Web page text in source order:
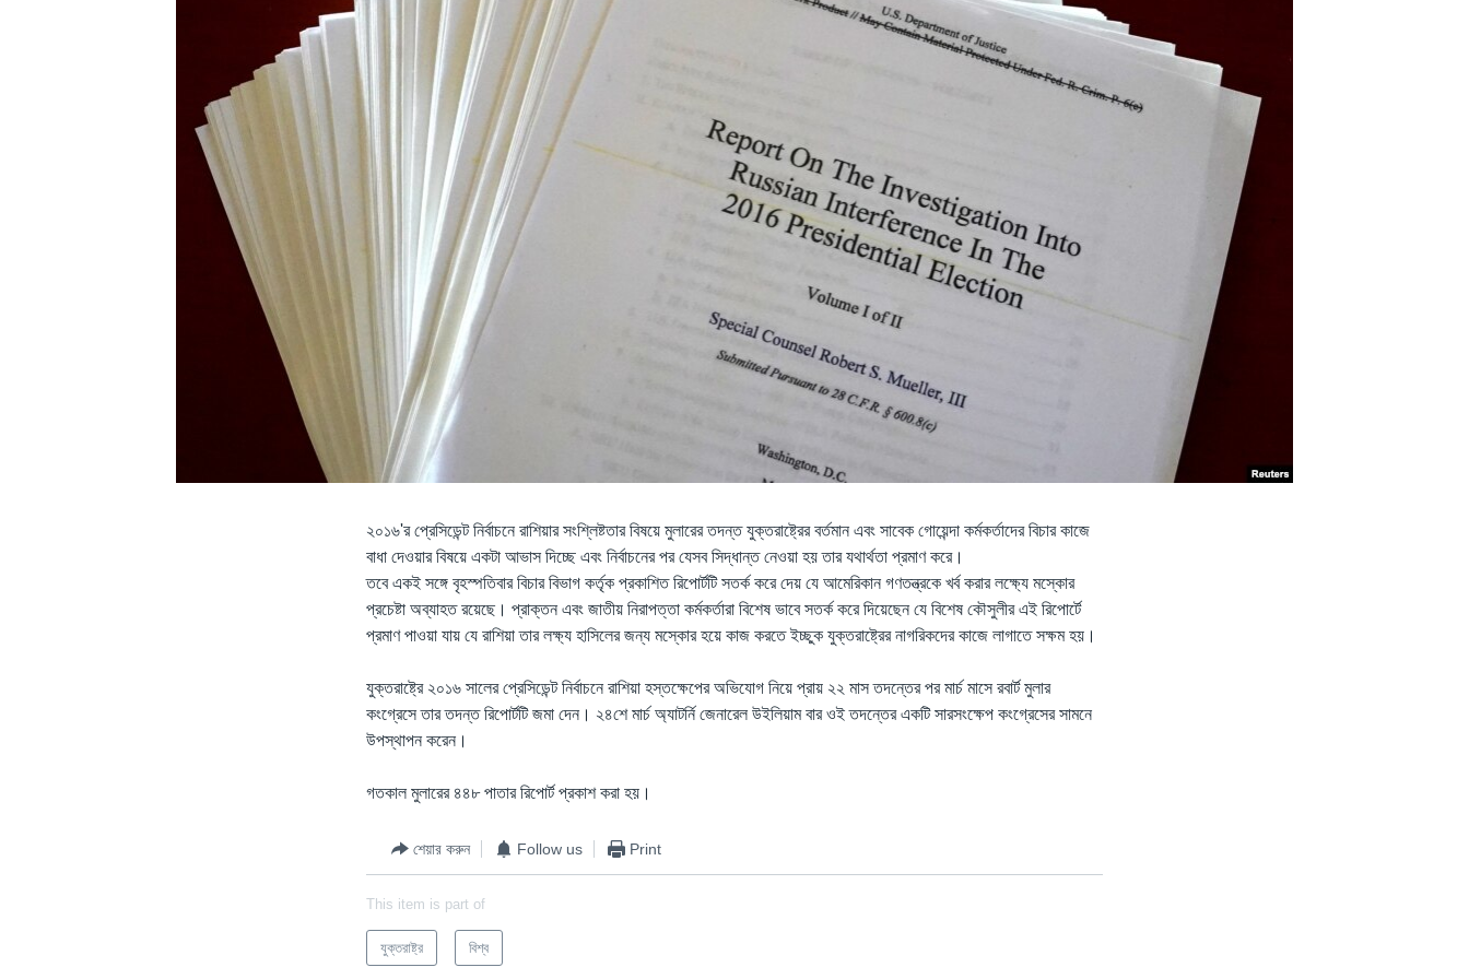
২০১৬'র প্রেসিডেন্ট নির্বাচনে রাশিয়ার সংশ্লিষ্টতার বিষয়ে মুলারের তদন্ত যুক্তরাষ্ট্রের বর্তমান এবং সাবেক গোয়েন্দা কর্মকর্তাদের বিচার কাজে
বাধা দেওয়ার বিষয়ে একটা আভাস দিচ্ছে এবং নির্বাচনের পর যেসব সিদ্ধান্ত নেওয়া হয় তার যথার্থতা প্রমাণ করে।
তবে একই সঙ্গে বৃহস্পতিবার বিচার বিভাগ কর্তৃক প্রকাশিত রিপোর্টটি সতর্ক করে দেয় যে আমেরিকান গণতন্ত্রকে খর্ব করার লক্ষ্যে মস্কোর
প্রচেষ্টা অব্যাহত রয়েছে। প্রাক্তন এবং জাতীয় নিরাপত্তা কর্মকর্তারা বিশেষ ভাবে সতর্ক করে দিয়েছেন যে বিশেষ কৌসুলীর এই রিপোর্টে
প্রমাণ পাওয়া যায় যে রাশিয়া তার লক্ষ্য হাসিলের জন্য মস্কোর হয়ে কাজ করতে ইচ্ছুক যুক্তরাষ্ট্রের নাগরিকদের কাজে লাগাতে সক্ষম হয়।
যুক্তরাষ্ট্রে ২০১৬ সালের প্রেসিডেন্ট নির্বাচনে রাশিয়া হস্তক্ষেপের অভিযোগ নিয়ে প্রায় ২২ মাস তদন্তের পর মার্চ মাসে রবার্ট মুলার
কংগ্রেসে তার তদন্ত রিপোর্টটি জমা দেন। ২৪শে মার্চ অ্যাটর্নি জেনারেল উইলিয়াম বার ওই তদন্তের একটি সারসংক্ষেপ কংগ্রেসের সামনে
উপস্থাপন করেন।
গতকাল মুলারের ৪৪৮ পাতার রিপোর্ট প্রকাশ করা হয়।
শেয়ার করুন Follow us Print
This item is part of
যুক্তরাষ্ট্র বিশ্ব